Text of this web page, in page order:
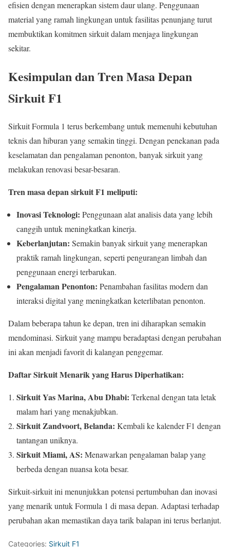
efisien dengan menerapkan sistem daur ulang. Penggunaan
material yang ramah lingkungan untuk fasilitas penunjang turut
membuktikan komitmen sirkuit dalam menjaga lingkungan
sekitar.
Kesimpulan dan Tren Masa Depan
Sirkuit F1
Sirkuit Formula 1 terus berkembang untuk memenuhi kebutuhan
teknis dan hiburan yang semakin tinggi. Dengan penekanan pada
keselamatan dan pengalaman penonton, banyak sirkuit yang
melakukan renovasi besar-besaran.
Tren masa depan sirkuit F1 meliputi:
Inovasi Teknologi: Penggunaan alat analisis data yang lebih
canggih untuk meningkatkan kinerja.
Keberlanjutan: Semakin banyak sirkuit yang menerapkan
praktik ramah lingkungan, seperti pengurangan limbah dan
penggunaan energi terbarukan.
Pengalaman Penonton: Penambahan fasilitas modern dan
interaksi digital yang meningkatkan keterlibatan penonton.
Dalam beberapa tahun ke depan, tren ini diharapkan semakin
mendominasi. Sirkuit yang mampu beradaptasi dengan perubahan
ini akan menjadi favorit di kalangan penggemar.
Daftar Sirkuit Menarik yang Harus Diperhatikan:
Sirkuit Yas Marina, Abu Dhabi: Terkenal dengan tata letak
malam hari yang menakjubkan.
Sirkuit Zandvoort, Belanda: Kembali ke kalender F1 dengan
tantangan uniknya.
Sirkuit Miami, AS: Menawarkan pengalaman balap yang
berbeda dengan nuansa kota besar.
Sirkuit-sirkuit ini menunjukkan potensi pertumbuhan dan inovasi
yang menarik untuk Formula 1 di masa depan. Adaptasi terhadap
perubahan akan memastikan daya tarik balapan ini terus berlanjut.
Categories: Sirkuit F1